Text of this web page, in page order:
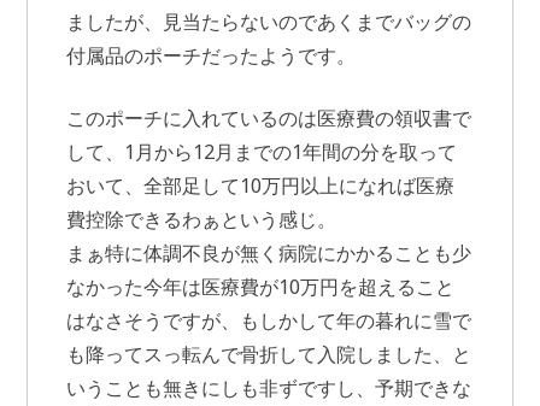
ましたが、見当たらないのであくまでバッグの
付属品のポーチだったようです。
このポーチに入れているのは医療費の領収書で
して、1月から12月までの1年間の分を取って
おいて、全部足して10万円以上になれば医療
費控除できるわぁという感じ。
まぁ特に体調不良が無く病院にかかることも少
なかった今年は医療費が10万円を超えること
はなさそうですが、もしかして年の暮れに雪で
も降ってスっ転んで骨折して入院しました、と
いうことも無きにしも非ずですし、予期できな